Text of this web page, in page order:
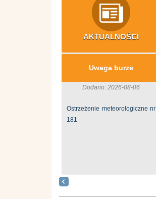
AKTUALNOŚCI
Uwaga burze
Dodano: 2026-08-06
Ostrzeżenie meteorologiczne nr
181